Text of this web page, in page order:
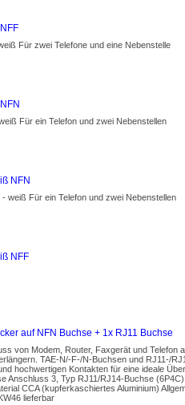
Für zwei Telefone und eine Nebenstelle
Für ein Telefon und zwei Nebenstellen
NFN
weiß Für ein Telefon und zwei Nebenstellen
NFF
auf NFN Buchse + 1x RJ11 Buchse
von Modem, Router, Faxgerät und Telefon
TAE-N/-F-/N-Buchsen und RJ11-/
hochwertigen Kontakten für eine ideale
Anschluss 3, Typ RJ11/RJ14-Buchse
CCA (kupferkaschiertes Aluminium)
lieferbar